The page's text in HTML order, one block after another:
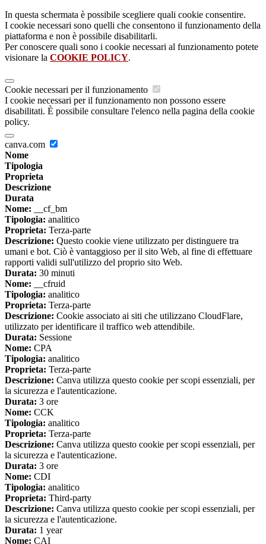
In questa schermata è possibile scegliere quali cookie consentire.
I cookie necessari sono quelli che consentono il funzionamento della
piattaforma e non è possibile disabilitarli.
Per conoscere quali sono i cookie necessari al funzionamento potete
visionare la COOKIE POLICY.
Cookie necessari per il funzionamento
I cookie necessari per il funzionamento non possono essere
disabilitati. È possibile consultare l'elenco nella pagina della cookie
policy.
canva.com
Nome
Tipologia
Proprieta
Descrizione
Durata
Nome: __cf_bm
Tipologia: analitico
Proprieta: Terza-parte
Descrizione: Questo cookie viene utilizzato per distinguere tra
umani e bot. Ciò è vantaggioso per il sito Web, al fine di effettuare
rapporti validi sull'utilizzo del proprio sito Web.
Durata: 30 minuti
Nome: __cfruid
Tipologia: analitico
Proprieta: Terza-parte
Descrizione: Cookie associato ai siti che utilizzano CloudFlare,
utilizzato per identificare il traffico web attendibile.
Durata: Sessione
Nome: CPA
Tipologia: analitico
Proprieta: Terza-parte
Descrizione: Canva utilizza questo cookie per scopi essenziali, per
la sicurezza e l'autenticazione.
Durata: 3 ore
Nome: CCK
Tipologia: analitico
Proprieta: Terza-parte
Descrizione: Canva utilizza questo cookie per scopi essenziali, per
la sicurezza e l'autenticazione.
Durata: 3 ore
Nome: CDI
Tipologia: analitico
Proprieta: Third-party
Descrizione: Canva utilizza questo cookie per scopi essenziali, per
la sicurezza e l'autenticazione.
Durata: 1 year
Nome: CAI